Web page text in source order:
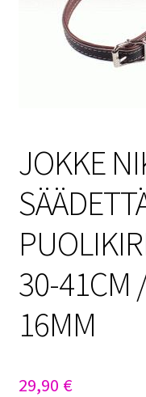
Tietosuojaseloste
JOKKE
30-41CM
16MM
29,90 €